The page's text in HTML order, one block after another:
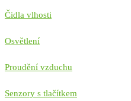
Čidla vlhosti
Osvětlení
Proudění vzduchu
Senzory s tlačítkem